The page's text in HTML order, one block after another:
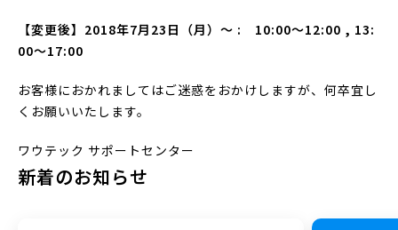
【変更後】2018年7月23日（月）～ : 10:00～12:00 , 13:
00～17:00
お客様におかれましてはご迷惑をおかけしますが、何卒宜し
くお願いいたします。
ワウテック サポートセンター
新着のお知らせ